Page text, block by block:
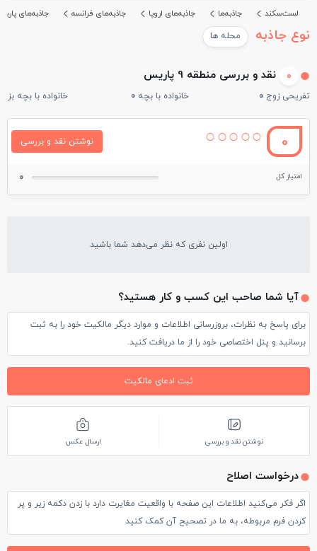
لست‌سکند جاذبه‌ها جاذبه‌های اروپا جاذبه‌های فرانسه جاذبه‌های
نوع جاذبه محله ها
0 نقد و بررسی منطقه 9 پاریس
تفریحی زوج 0 خانواده با بچه 0 خانواده با بچه
0 نوشتن نقد و بررسی
امتیاز کل 0
اولین نفری که نظر می‌دهد شما باشید
آیا شما صاحب این کسب و کار هستید؟
برای پاسخ به نظرات، بروزرسانی اطلاعات و موارد دیگر مالکیت خود را به ثبت
برسانید و پنل اختصاصی خود را از ما دریافت کنید.
ثبت ادعای مالکیت
نوشتن نقد و بررسی ارسال عکس
درخواست اصلاح
اگر فکر می‌کنید اطلاعات این صفحه با واقعیت مغایرت دارد با زدن دکمه زیر و پر
کردن فرم مربوطه، به ما در تصحیح آن کمک کنید